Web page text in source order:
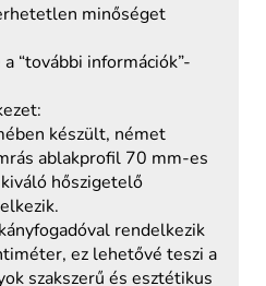
minőséget
“további információk”-
készült, német
ablakprofil 70 mm-es
hőszigetelő
rendelkezik
ez lehetővé teszi a
szakszerű és esztétikus